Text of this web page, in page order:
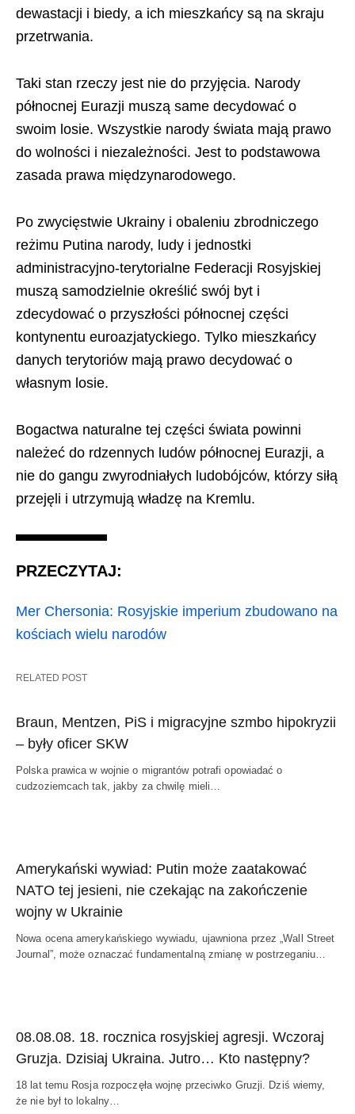
dewastacji i biedy, a ich mieszkańcy są na skraju
przetrwania.
Taki stan rzeczy jest nie do przyjęcia. Narody
północnej Eurazji muszą same decydować o
swoim losie. Wszystkie narody świata mają prawo
do wolności i niezależności. Jest to podstawowa
zasada prawa międzynarodowego.
Po zwycięstwie Ukrainy i obaleniu zbrodniczego
reżimu Putina narody, ludy i jednostki
administracyjno-terytorialne Federacji Rosyjskiej
muszą samodzielnie określić swój byt i
zdecydować o przyszłości północnej części
kontynentu euroazjatyckiego. Tylko mieszkańcy
danych terytoriów mają prawo decydować o
własnym losie.
Bogactwa naturalne tej części świata powinni
należeć do rdzennych ludów północnej Eurazji, a
nie do gangu zwyrodniałych ludobójców, którzy siłą
przejęli i utrzymują władzę na Kremlu.
PRZECZYTAJ:
Mer Chersonia: Rosyjskie imperium zbudowano na
kościach wielu narodów
RELATED POST
Braun, Mentzen, PiS i migracyjne szmbo hipokryzii
– były oficer SKW
Polska prawica w wojnie o migrantów potrafi opowiadać o
cudzoziemcach tak, jakby za chwilę mieli…
Amerykański wywiad: Putin może zaatakować
NATO tej jesieni, nie czekając na zakończenie
wojny w Ukrainie
Nowa ocena amerykańskiego wywiadu, ujawniona przez „Wall Street
Journal”, może oznaczać fundamentalną zmianę w postrzeganiu…
08.08.08. 18. rocznica rosyjskiej agresji. Wczoraj
Gruzja. Dzisiaj Ukraina. Jutro… Kto następny?
18 lat temu Rosja rozpoczęła wojnę przeciwko Gruzji. Dziś wiemy,
że nie był to lokalny…